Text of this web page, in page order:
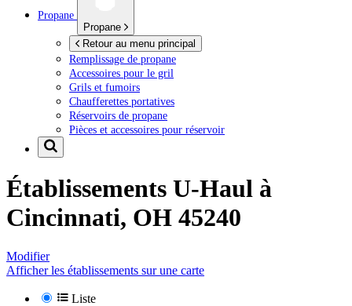
Propane
Propane
Retour au menu principal
Remplissage de propane
Accessoires pour le gril
Grils et fumoirs
Chaufferettes portatives
Réservoirs de propane
Pièces et accessoires pour réservoir
Établissements U-Haul à
Cincinnati, OH 45240
Modifier
Afficher les établissements sur une carte
Liste